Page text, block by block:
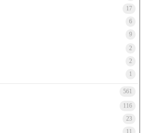
17
6
9
2
2
1
561
116
23
11